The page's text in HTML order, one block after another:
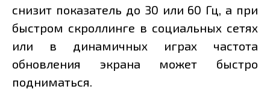
снизит показатель до 30 или 60 Гц, а при
быстром скроллинге в социальных сетях
или в динамичных играх частота
обновления экрана может быстро
подниматься.